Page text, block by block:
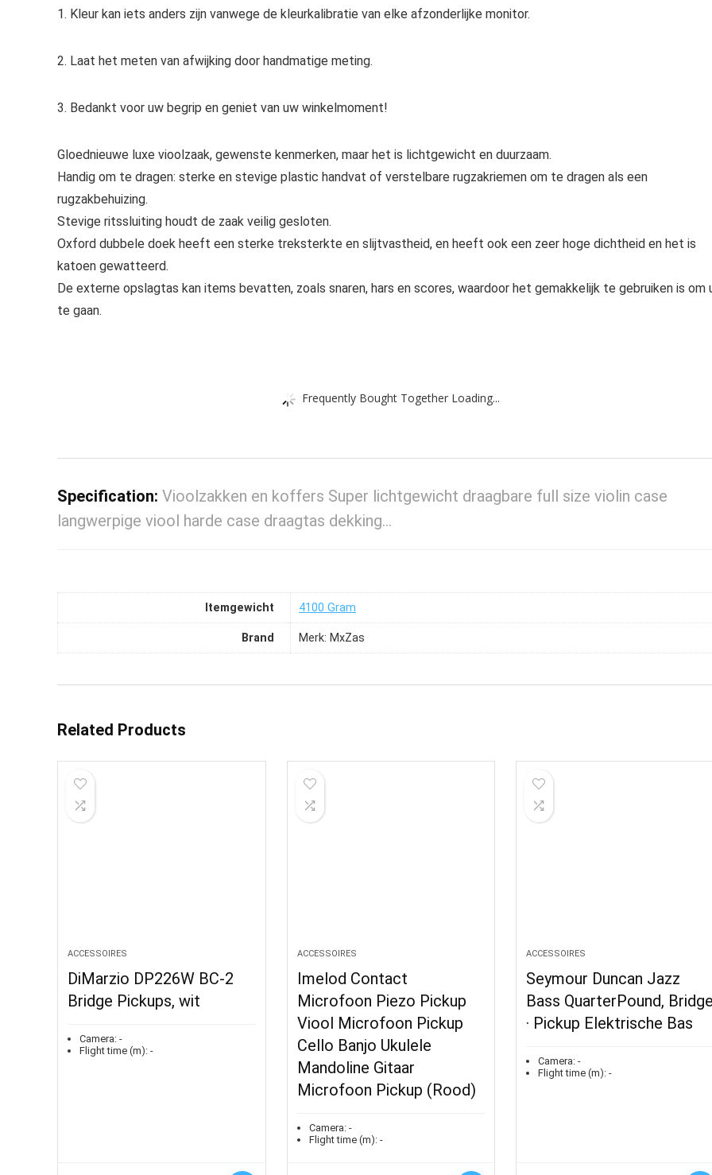
1. Kleur kan iets anders zijn vanwege de kleurkalibratie van elke afzonderlijke monitor.
2. Laat het meten van afwijking door handmatige meting.
3. Bedankt voor uw begrip en geniet van uw winkelmoment!
Gloednieuwe luxe vioolzaak, gewenste kenmerken, maar het is lichtgewicht en duurzaam.
Handig om te dragen: sterke en stevige plastic handvat of verstelbare rugzakriemen om te dragen als een
rugzakbehuizing.
Stevige ritssluiting houdt de zaak veilig gesloten.
Oxford dubbele doek heeft een sterke treksterkte en slijtvastheid, en heeft ook een zeer hoge dichtheid en het is
katoen gewatteerd.
De externe opslagtas kan items bevatten, zoals snaren, hars en scores, waardoor het gemakkelijk te gebruiken is om
te gaan.
Frequently Bought Together Loading...
Specification: Vioolzakken en koffers Super lichtgewicht draagbare full size violin case
langwerpige viool harde case draagtas dekking…
Itemgewicht ‎4100 Gram
Brand Merk: MxZas
Related Products
ACCESSOIRES
DiMarzio DP226W BC-2
Bridge Pickups, wit
Camera: -
Flight time (m): -
ACCESSOIRES
Imelod Contact
Microfoon Piezo Pickup
Viool Microfoon Pickup
Cello Banjo Ukulele
Mandoline Gitaar
Microfoon Pickup (Rood)
Camera:-
Flight time (m):-
ACCESSOIRES
Seymour Duncan Jazz
Bass QuarterPound,
· Pickup Elektrische Bas
Camera: -
Flight time (m): -